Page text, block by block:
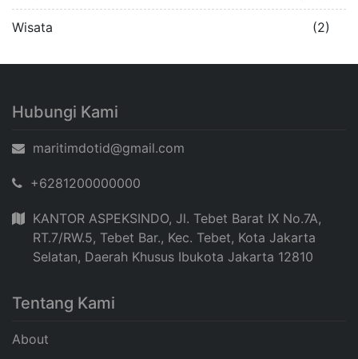
Wisata (2)
Hubungi Kami
maritimdotid@gmail.com
+6281200000000
KANTOR ASPEKSINDO, Jl. Tebet Barat IX No.7A,
RT.7/RW.5, Tebet Bar., Kec. Tebet, Kota Jakarta
Selatan, Daerah Khusus Ibukota Jakarta 12810
Tentang Kami
About